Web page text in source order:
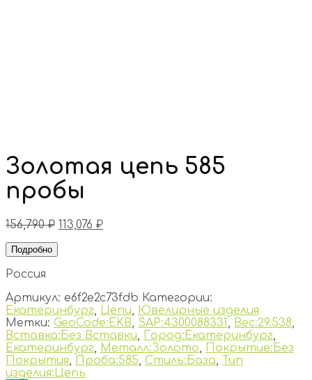
Золотая цепь 585
пробы
156,790₽ 113,076 ₽
Подробно
Россия
Артикул: e6f2e2c73fdb Категории:
Екатеринбург, Цепи, Ювелирные изделия
Метки: GeoCode:EKB, SAP:4300088331, Вес:29.538,
Вставка:Без Вставки, Город:Екатеринбург,
Екатеринбург, Металл:Золото, Покрытие:Без
Покрытия, Проба:585, Стиль:База, Тип
изделия:Цепь